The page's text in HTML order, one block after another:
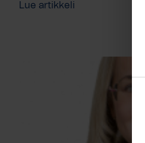
Lue artikkeli